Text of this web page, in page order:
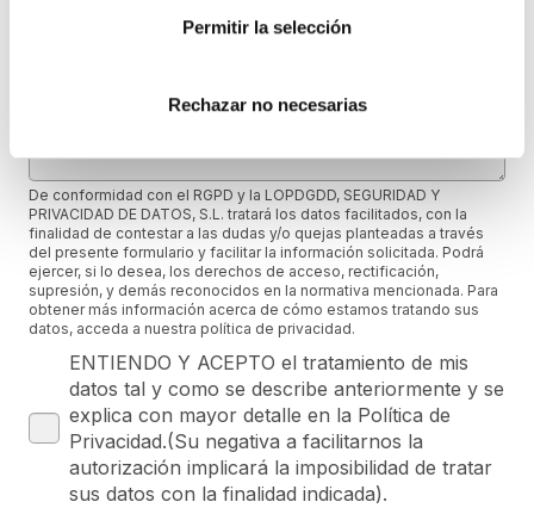
Permitir la selección
Rechazar no necesarias
De conformidad con el RGPD y la LOPDGDD, SEGURIDAD Y
PRIVACIDAD DE DATOS, S.L. tratará los datos facilitados, con la
finalidad de contestar a las dudas y/o quejas planteadas a través
del presente formulario y facilitar la información solicitada. Podrá
ejercer, si lo desea, los derechos de acceso, rectificación,
supresión, y demás reconocidos en la normativa mencionada. Para
obtener más información acerca de cómo estamos tratando sus
datos, acceda a nuestra política de privacidad.
ENTIENDO Y ACEPTO el tratamiento de mis
datos tal y como se describe anteriormente y se
explica con mayor detalle en la Política de
Privacidad.(Su negativa a facilitarnos la
autorización implicará la imposibilidad de tratar
sus datos con la finalidad indicada).